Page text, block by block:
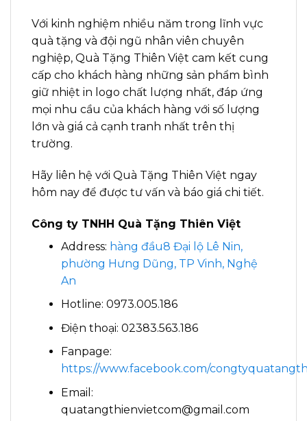
Với kinh nghiệm nhiều năm trong lĩnh vực
quà tặng và đội ngũ nhân viên chuyên
nghiệp, Quà Tặng Thiên Việt cam kết cung
cấp cho khách hàng những sản phẩm bình
giữ nhiệt in logo chất lượng nhất, đáp ứng
mọi nhu cầu của khách hàng với số lượng
lớn và giá cả cạnh tranh nhất trên thị
trường.
Hãy liên hệ với Quà Tặng Thiên Việt ngay
hôm nay để được tư vấn và báo giá chi tiết.
Công ty TNHH Quà Tặng Thiên Việt
Address: hàng đầu8 Đại lộ Lê Nin,
phường Hưng Dũng, TP Vinh, Nghệ
An
Hotline: 0973.005.186
Điện thoại: 02383.563.186
Fanpage:
https://www.facebook.com/
Email:
quatangthienvietcom@gmail.com